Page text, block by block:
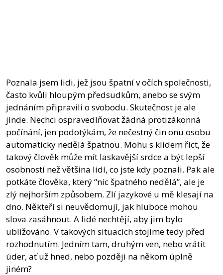
Poznala jsem lidi, jež jsou špatní v očích společnosti,
často kvůli hloupým předsudkům, anebo se svým
jednáním připravili o svobodu. Skutečnost je ale
jinde. Nechci ospravedlňovat žádná protizákonná
počínání, jen podotýkám, že nečestný čin onu osobu
automaticky nedělá špatnou. Mohu s klidem říct, že
takový člověk může mít laskavější srdce a být lepší
osobností než většina lidí, co jste kdy poznali. Pak ale
potkáte člověka, který “nic špatného nedělá”, ale je
zlý nejhorším způsobem. Zlí jazykové u mě klesají na
dno. Někteří si neuvědomují, jak hluboce mohou
slova zasáhnout. A lidé nechtějí, aby jim bylo
ubližováno. V takových situacích stojíme tedy před
rozhodnutím. Jedním tam, druhým ven, nebo vrátit
úder, ať už hned, nebo později na někom úplně
jiném?